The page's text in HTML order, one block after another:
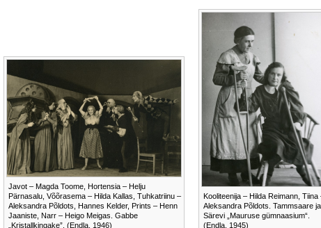
Javot – Magda Toome, Hortensia – Helju
Pärnasalu, Võõrasema – Hilda Kallas, Tuhkatriinu –
Aleksandra Põldots, Hannes Kelder, Prints – Henn
Jaaniste, Narr – Heigo Meigas. Gabbe
„Kristallkingake”. (Endla, 1946)
Kooliteenija – Hilda Reimann, Tiina
Aleksandra Põldots. Tammsaare ja
Särevi „Mauruse gümnaasium“.
(Endla, 1945)